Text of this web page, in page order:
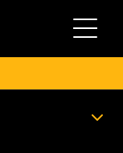
切換導航